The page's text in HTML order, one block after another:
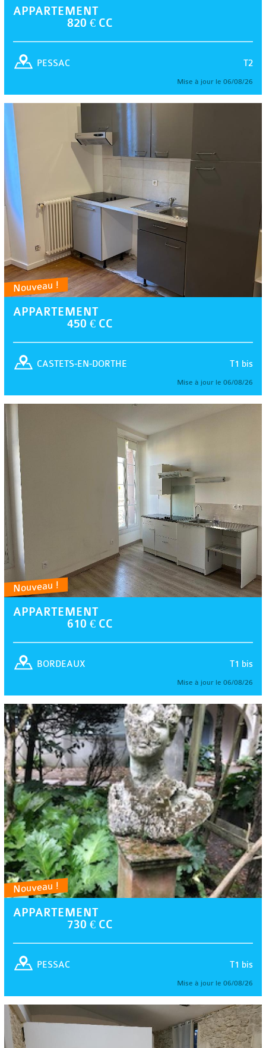
APPARTEMENT
820 € CC
T2
PESSAC
Mise à jour le 06/08/26
Nouveau !
APPARTEMENT
450 € CC
T1 bis
CASTETS-EN-DORTHE
Mise à jour le 06/08/26
Nouveau !
APPARTEMENT
610 € CC
T1 bis
BORDEAUX
Mise à jour le 06/08/26
Nouveau !
APPARTEMENT
730 € CC
T1 bis
PESSAC
Mise à jour le 06/08/26